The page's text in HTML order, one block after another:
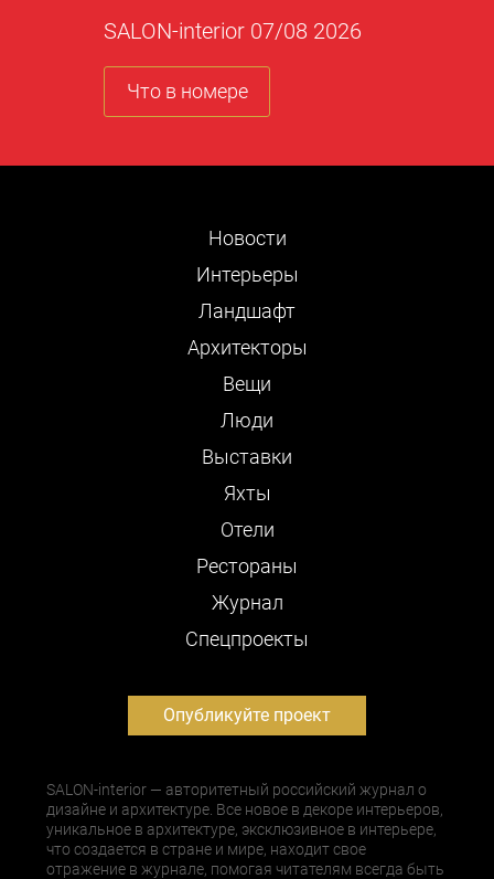
SALON-interior 07/08 2026
Что в номере
Новости
Интерьеры
Ландшафт
Архитекторы
Вещи
Люди
Выставки
Яхты
Отели
Рестораны
Журнал
Cпецпроекты
Опубликуйте проект
SALON-interior — авторитетный российский журнал о
дизайне и архитектуре. Все новое в декоре интерьеров,
уникальное в архитектуре, эксклюзивное в интерьере,
что создается в стране и мире, находит свое
отражение в журнале, помогая читателям всегда быть